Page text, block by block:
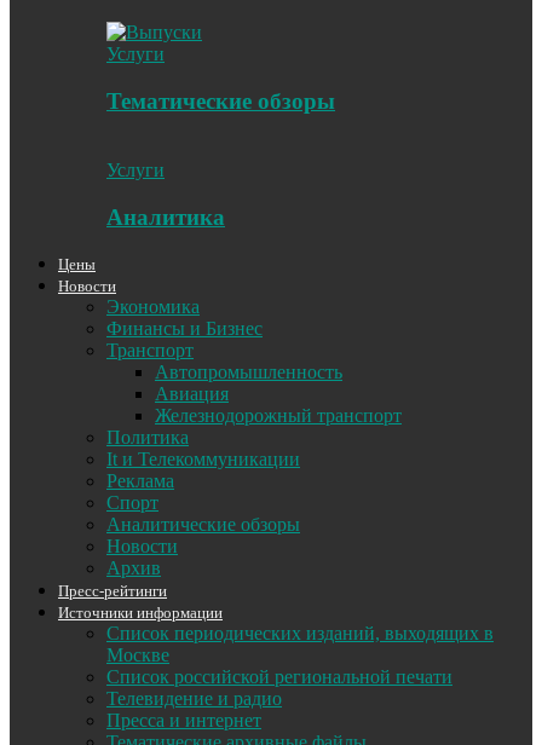
Услуги
Тематические обзоры
Услуги
Аналитика
Цены
Новости
Экономика
Финансы и Бизнес
Транспорт
Автопромышленность
Авиация
Железнодорожный транспорт
Политика
It и Телекоммуникации
Реклама
Спорт
Аналитические обзоры
Новости
Архив
Пресс-рейтинги
Источники информации
Список периодических изданий, выходящих в
Москве
Список российской региональной печати
Телевидение и радио
Пресса и интернет